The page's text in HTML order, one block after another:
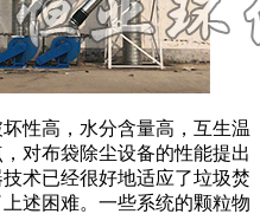
性高，水分含量高，互生温
对布袋除尘设备的性能提出
术已经很好地适应了垃圾焚
述困难。一些系统的颗粒物